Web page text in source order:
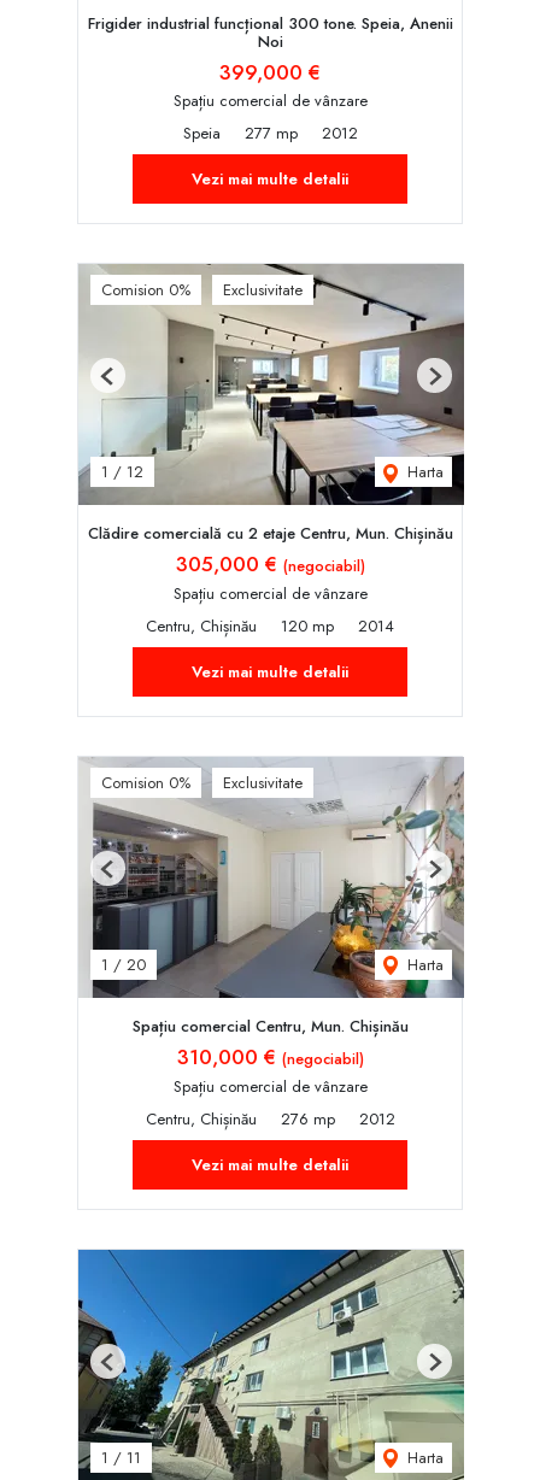
Frigider industrial funcțional 300 tone. Speia, Anenii
Noi
399,000 €
Spațiu comercial de vânzare
Speia
277 mp
2012
Vezi mai multe detalii
Comision 0% Exclusivitate
1 / 12 Harta
Previous Next
Clădire comercială cu 2 etaje Centru, Mun. Chișinău
305,000 € (negociabil)
Spațiu comercial de vânzare
Centru, Chișinău
120 mp
2014
Vezi mai multe detalii
Comision 0% Exclusivitate
1 / 20 Harta
Previous Next
Spațiu comercial Centru, Mun. Chișinău
310,000 € (negociabil)
Spațiu comercial de vânzare
Centru, Chișinău
276 mp
2012
Vezi mai multe detalii
1 / 11 Harta
Previous Next